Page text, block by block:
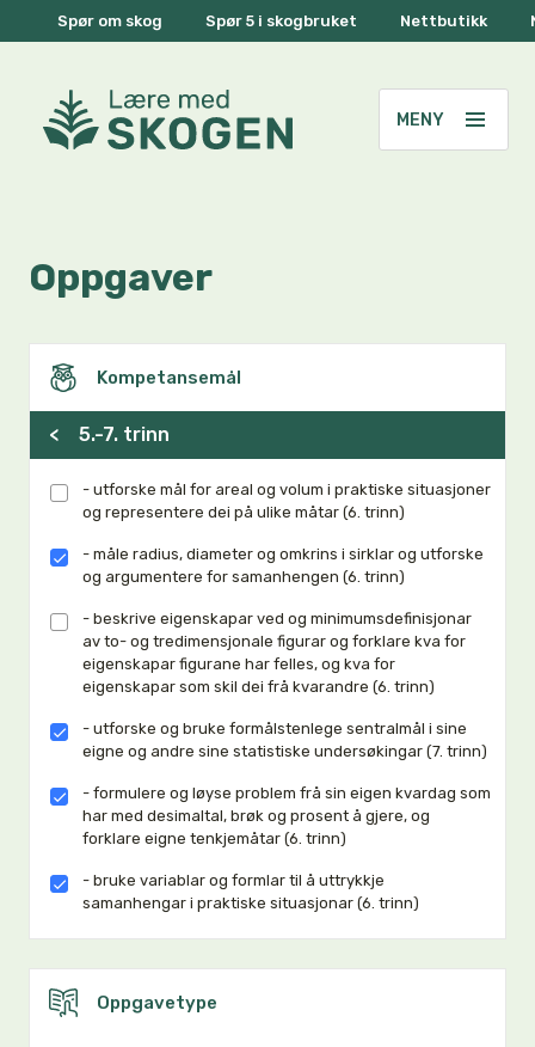
Spør om skog Spør 5 i skogbruket Nettbutikk
Oppgaver
Kompetansemål
< 5.-7. trinn
- utforske mål for areal og volum i praktiske situasjoner
og representere dei på ulike måtar (6. trinn)
- måle radius, diameter og omkrins i sirklar og utforske
og argumentere for samanhengen (6. trinn)
- beskrive eigenskapar ved og minimumsdefinisjonar
av to- og tredimensjonale figurar og forklare kva for
eigenskapar figurane har felles, og kva for
eigenskapar som skil dei frå kvarandre (6. trinn)
- utforske og bruke formålstenlege sentralmål i sine
eigne og andre sine statistiske undersøkingar (7. trinn)
- formulere og løyse problem frå sin eigen kvardag som
har med desimaltal, brøk og prosent å gjere, og
forklare eigne tenkjemåtar (6. trinn)
- bruke variablar og formlar til å uttrykkje
samanhengar i praktiske situasjonar (6. trinn)
Oppgavetype